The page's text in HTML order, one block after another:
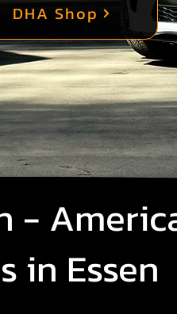
DHA Shop
-
in Essen